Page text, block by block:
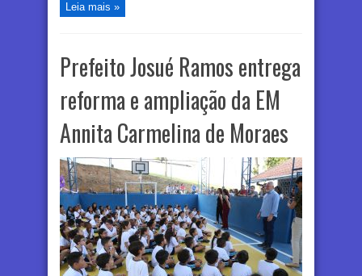
Leia mais »
Prefeito Josué Ramos entrega
reforma e ampliação da EM
Annita Carmelina de Moraes